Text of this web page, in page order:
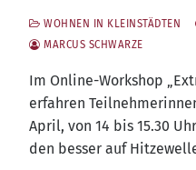
WOHNEN IN KLEINSTÄDTEN
MARCUS SCHWARZE
Im Online-Work­shop
erfah­ren
April, von 14 bis 15.30
den bes­ser auf